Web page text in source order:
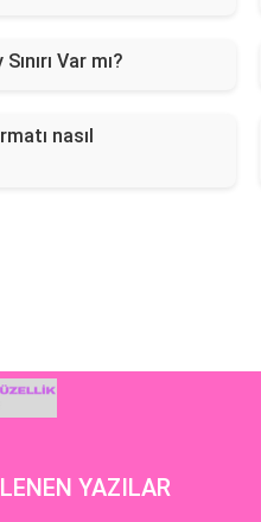
Var mı?
nasıl
YAZILAR